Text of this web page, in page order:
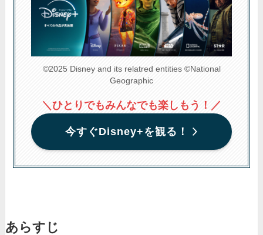
©2025 Disney and its relatred entities ©National
Geographic
＼ひとりでもみんなでも楽しもう！／
今すぐDisney+を観る！
あらすじ